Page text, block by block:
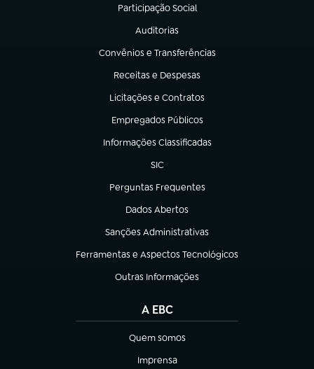
Participação Social
(abre em nova aba)
Auditorias
(abre em nova aba)
Convênios e Transferências
(abre em nova aba)
Receitas e Despesas
(abre em nova aba)
Licitações e Contratos
(abre em nova aba)
Empregados Públicos
(abre em nova aba)
Informações Classificadas
(abre em nova aba)
SIC
(abre em nova aba)
Perguntas Frequentes
(abre em nova aba)
Dados Abertos
(abre em nova aba)
Sanções Administrativas
(abre em nova aba)
Ferramentas e Aspectos Tecnológicos
(abre em nova aba)
Outras Informações
(abre em nova aba)
A EBC
Quem somos
(abre em nova aba)
Imprensa
(abre em nova aba)